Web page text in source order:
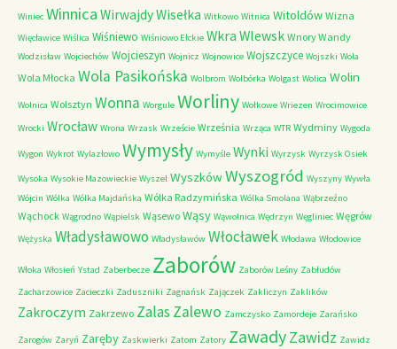
Winiec Winnica WirwajdyWisełka Witkowo Witnica Witoldów Wizna
Więcławice Wiślica Wiśniewo Wiśniowo Ełckie Wkra Wlewsk Wnory Wandy
Wodzisław Wojciechów Wojcieszyn Wojnicz Wojnowice Wojszczyce Wojszki Wola
Wola Młocka Wola Pasikońska Wolbrom Wolbórka Wolgast Wolica Wolin
Wolnica Wolsztyn Wonna Worgule Worliny Wołkowe Wriezen Wrocimowice
Wrocki Wrocław Wrona Wrzask Wrzeście Września Wrząca WTR Wydminy Wygoda
Wygon Wykrot Wylazłowo Wymysły Wymyśle Wynki Wyrzysk Wyrzysk Osiek
Wysoka Wysokie Mazowieckie Wyszel WyszkówWyszogród Wyszyny Wywła
Wójcin Wólka Wólka Majdańska Wólka Radzymińska Wólka Smolana Wąbrzeźno
Wąchock Wągrodno Wąpielsk Wąsewo Wąsy Wąwolnica Wędrzyn Węgliniec Węgrów
Wężyska Władysławowo Władysławów Włocławek Włodawa Włodowice
Włoka Włosień Ystad Zaberbecze Zaborów Zaborów Leśny Zabłudów
Zacharzowice Zacieczki Zaduszniki Zagnańsk Zajączek Zakliczyn Zaklików
Zakroczym Zakrzewo ZalasZalewo Zamczysko Zamordeje Zarańsko
Zarogów Zaryń Zaręby Zaskwierki Zatom Zatory ZawadyZawidz Zawidz